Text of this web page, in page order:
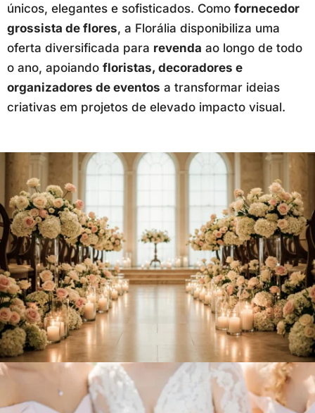
únicos, elegantes e sofisticados. Como fornecedor
grossista de flores, a Florália disponibiliza uma
oferta diversificada para revenda ao longo de todo
o ano, apoiando floristas, decoradores e
organizadores de eventos a transformar ideias
criativas em projetos de elevado impacto visual.